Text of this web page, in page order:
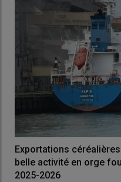
Exportations
belle activité en orge
2025-2026